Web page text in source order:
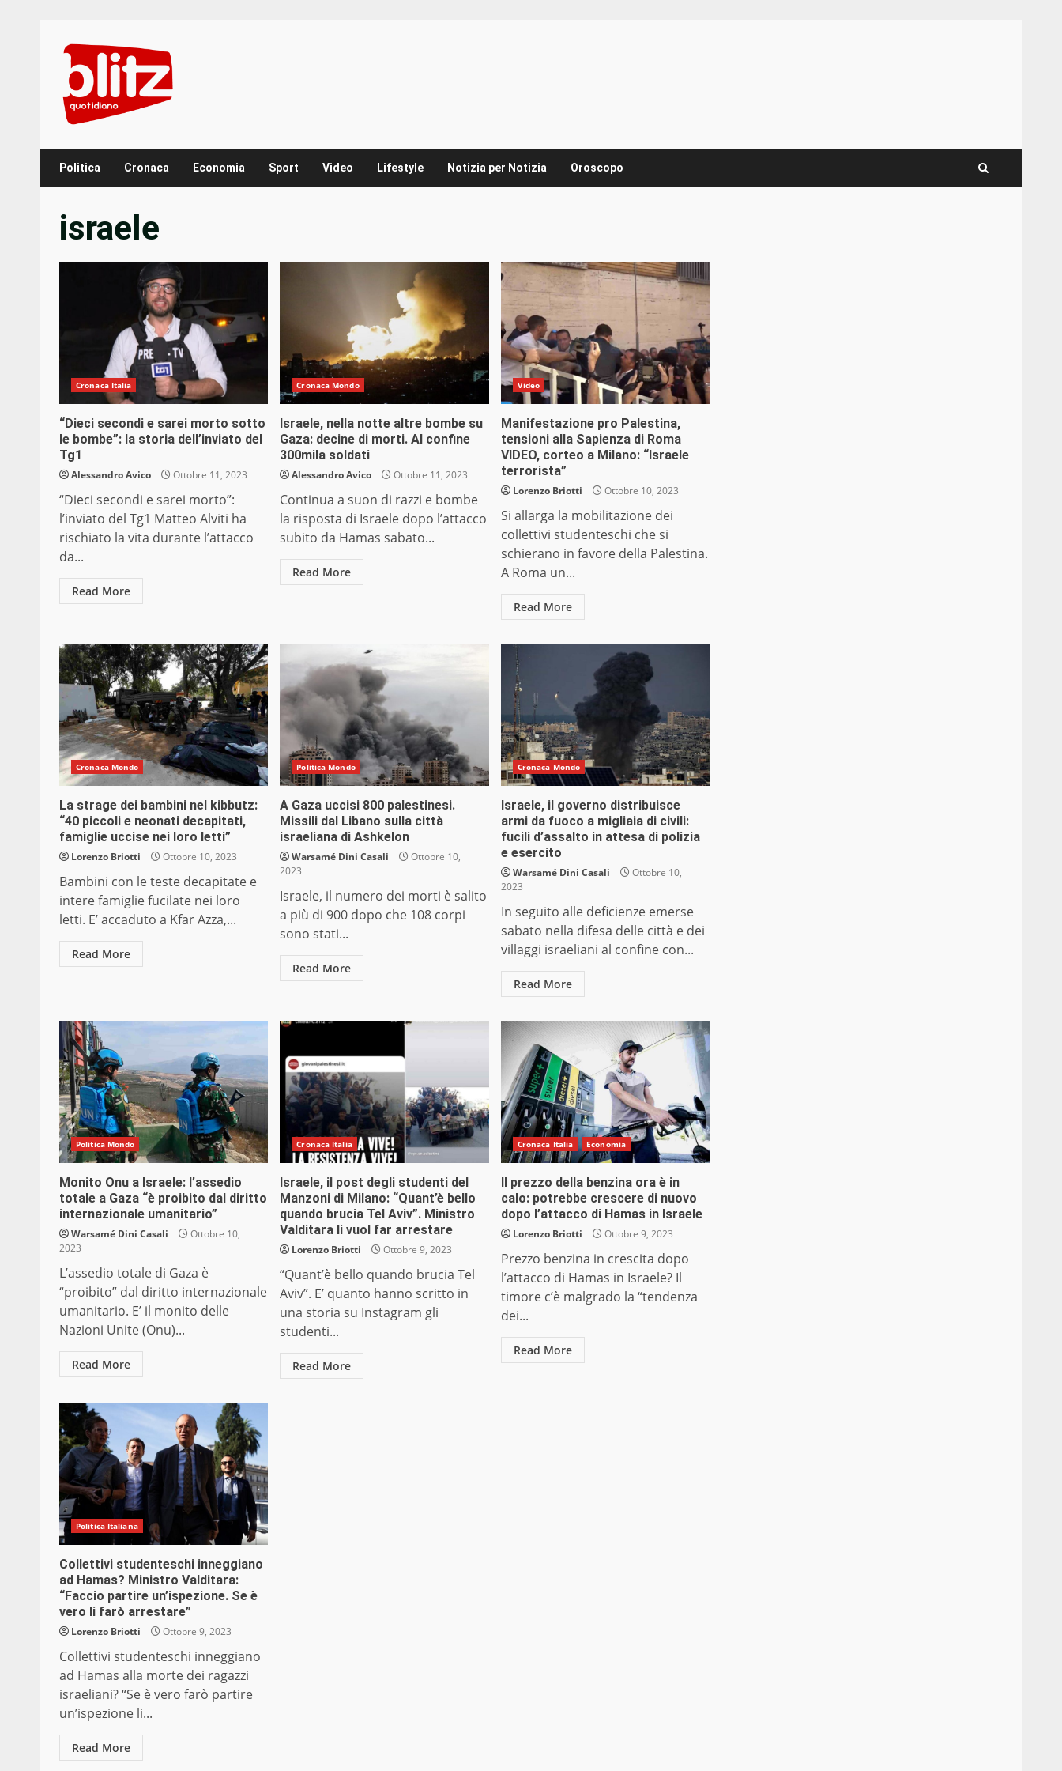
content
Politica Cronaca Economia Sport Video Lifestyle Notizia per Notizia Oroscopo
israele
Cronaca Italia
“Dieci secondi e sarei morto sotto
le bombe”: la storia dell’inviato del
Tg1
Alessandro Avico Ottobre 11, 2023
“Dieci secondi e sarei morto”:
l’inviato del Tg1 Matteo Alviti ha
rischiato la vita durante l’attacco
da...
Read More
Cronaca Mondo
Israele, nella notte altre bombe su
Gaza: decine di morti. Al confine
300mila soldati
Alessandro Avico Ottobre 11, 2023
Continua a suon di razzi e bombe
la risposta di Israele dopo l’attacco
subito da Hamas sabato...
Read More
Video
Manifestazione pro Palestina,
tensioni alla Sapienza di Roma
VIDEO, corteo a Milano: “Israele
terrorista”
Lorenzo Briotti Ottobre 10, 2023
Si allarga la mobilitazione dei
collettivi studenteschi che si
schierano in favore della Palestina.
A Roma un...
Read More
Cronaca Mondo
La strage dei bambini nel kibbutz:
“40 piccoli e neonati decapitati,
famiglie uccise nei loro letti”
Lorenzo Briotti Ottobre 10, 2023
Bambini con le teste decapitate e
intere famiglie fucilate nei loro
letti. E’ accaduto a Kfar Azza,...
Read More
Politica Mondo
A Gaza uccisi 800 palestinesi.
Missili dal Libano sulla città
israeliana di Ashkelon
Warsamé Dini Casali
Ottobre 10,
2023
Israele, il numero dei morti è salito
a più di 900 dopo che 108 corpi
sono stati...
Read More
Cronaca Mondo
Israele, il governo distribuisce
armi da fuoco a migliaia di civili:
fucili d’assalto in attesa di polizia
e esercito
Warsamé Dini Casali
Ottobre 10,
2023
In seguito alle deficienze emerse
sabato nella difesa delle città e dei
villaggi israeliani al confine con...
Read More
Politica Mondo
Monito Onu a Israele: l’assedio
totale a Gaza “è proibito dal diritto
internazionale umanitario”
Warsamé Dini Casali
Ottobre 10,
2023
L’assedio totale di Gaza è
“proibito” dal diritto internazionale
umanitario. E’ il monito delle
Nazioni Unite (Onu)...
Read More
Cronaca Italia
Israele, il post degli studenti del
Manzoni di Milano: “Quant’è bello
quando brucia Tel Aviv”. Ministro
Valditara li vuol far arrestare
Lorenzo Briotti Ottobre 9, 2023
“Quant’è bello quando brucia Tel
Aviv”. E’ quanto hanno scritto in
una storia su Instagram gli
studenti...
Read More
Cronaca Italia Economia
Il prezzo della benzina ora è in
calo: potrebbe crescere di nuovo
dopo l’attacco di Hamas in Israele
Lorenzo Briotti Ottobre 9, 2023
Prezzo benzina in crescita dopo
l’attacco di Hamas in Israele? Il
timore c’è malgrado la “tendenza
dei...
Read More
Politica Italiana
Collettivi studenteschi inneggiano
ad Hamas? Ministro Valditara:
“Faccio partire un’ispezione. Se è
vero li farò arrestare”
Lorenzo Briotti Ottobre 9, 2023
Collettivi studenteschi inneggiano
ad Hamas alla morte dei ragazzi
israeliani? “Se è vero farò partire
un’ispezione li...
Read More